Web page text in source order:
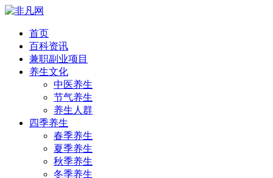
首页
百科资讯
兼职副业项目
养生文化
中医养生
节气养生
养生人群
四季养生
春季养生
夏季养生
秋季养生
冬季养生